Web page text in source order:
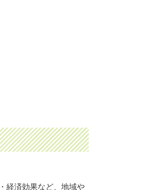
経済効果など、地域や